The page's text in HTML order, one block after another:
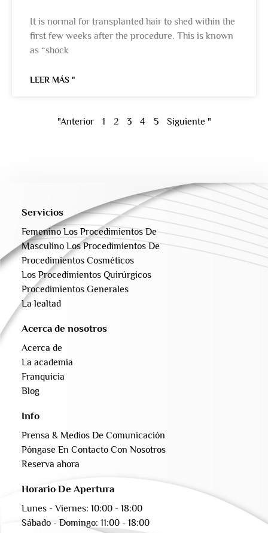
It is normal for transplanted hair to shed within the
first few weeks after the procedure. This is known
as “shock
LEER MÁS "
"Anterior 1 2 3 4 5 Siguiente "
Servicios
Femenino Los Procedimientos De
Masculino Los Procedimientos De
Procedimientos Cosméticos
Los Procedimientos Quirúrgicos
Procedimientos Generales
La lealtad
Acerca de nosotros
Acerca de
La academia
Franquicia
Blog
Info
Prensa & Medios De Comunicación
Póngase En Contacto Con Nosotros
Reserva ahora
Horario De Apertura
Lunes - Viernes: 10:00 - 18:00
Sábado - Domingo: 11:00 - 18:00